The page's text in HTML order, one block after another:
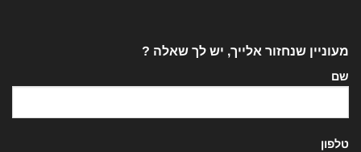
מעוניין שנחזור אלייך, יש לך שאלה ?
שם
טלפון